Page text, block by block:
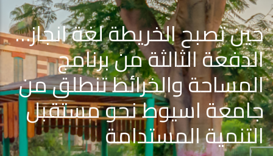
حين تصبح الخريطة لغة انجاز…
الدفعة الثالثة من برنامج
المساحة والخرائط تنطلق من
جامعة اسيوط نحو مستقبل
التنمية المستدامة